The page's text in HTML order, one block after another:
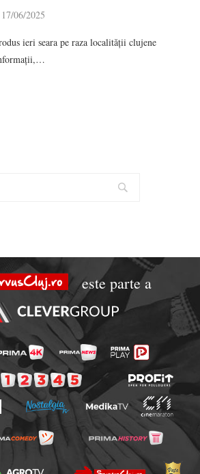
17/06/2025
ieri seara pe raza localității clujene
este parte a